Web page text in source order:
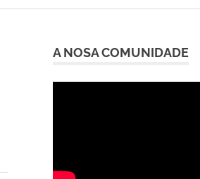
A NOSA COMUNIDADE